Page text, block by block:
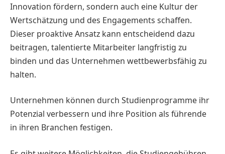
Innovation fördern, sondern auch eine Kultur der
Wertschätzung und des Engagements schaffen.
Dieser proaktive Ansatz kann entscheidend dazu
beitragen, talentierte Mitarbeiter langfristig zu
binden und das Unternehmen wettbewerbsfähig zu
halten.
Unternehmen können durch Studienprogramme ihr
Potenzial verbessern und ihre Position als führende
in ihren Branchen festigen.